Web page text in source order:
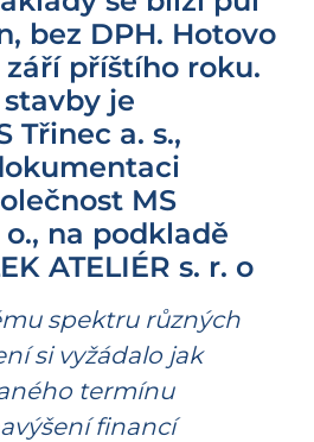
bez DPH. Hotovo
příštího roku.
je
Třinec a. s.,
MS
na podkladě
ATELIÉR s. r. o
spektru různých
si vyžádalo jak
termínu
financí